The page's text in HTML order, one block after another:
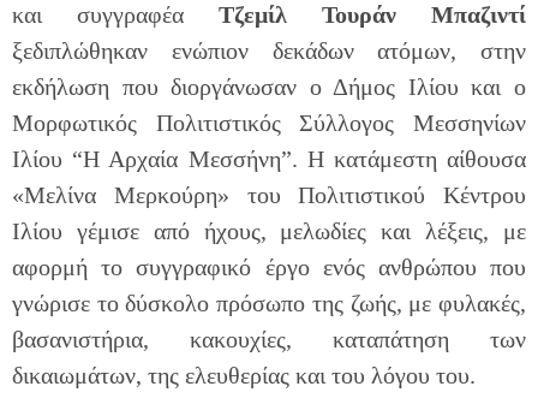
και συγγραφέα Τζεμίλ Τουράν Μπαζιντί
ξεδιπλώθηκαν ενώπιον δεκάδων ατόμων, στην
εκδήλωση που διοργάνωσαν ο Δήμος Ιλίου και ο
Μορφωτικός Πολιτιστικός Σύλλογος Μεσσηνίων
Ιλίου “Η Αρχαία Μεσσήνη”. Η κατάμεστη αίθουσα
«Μελίνα Μερκούρη» του Πολιτιστικού Κέντρου
Ιλίου γέμισε από ήχους, μελωδίες και λέξεις, με
αφορμή το συγγραφικό έργο ενός ανθρώπου που
γνώρισε το δύσκολο πρόσωπο της ζωής, με φυλακές,
βασανιστήρια, κακουχίες, καταπάτηση των
δικαιωμάτων, της ελευθερίας και του λόγου του.